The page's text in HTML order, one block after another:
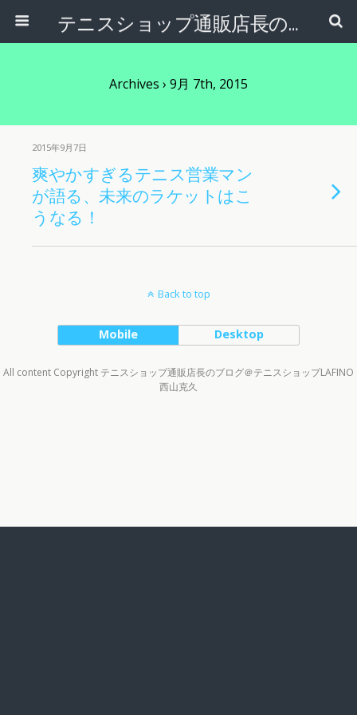
テニスショップ通販店長のブログ＠テニスショップLAFINO 西山克久
Archives › 9月 7th, 2015
2015年9月7日
爽やかすぎるテニス営業マン
が語る、未来のラケットはこ
うなる！
Back to top
Mobile Desktop
All content Copyright テニスショップ通販店長のブログ＠テニスショップLAFINO
西山克久